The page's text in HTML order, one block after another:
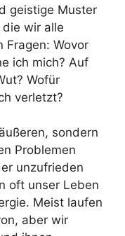
geistige Muster
wir alle
Fragen: Wovor
ich mich? Auf
Wofür
verletzt?
sondern
Problemen
unzufrieden
oft unser Leben
Meist laufen
aber wir